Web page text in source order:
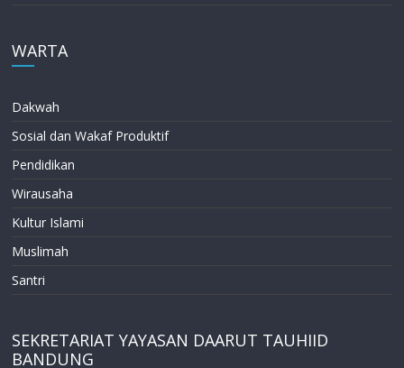
WARTA
Dakwah
Sosial dan Wakaf Produktif
Pendidikan
Wirausaha
Kultur Islami
Muslimah
Santri
SEKRETARIAT YAYASAN DAARUT TAUHIID
BANDUNG